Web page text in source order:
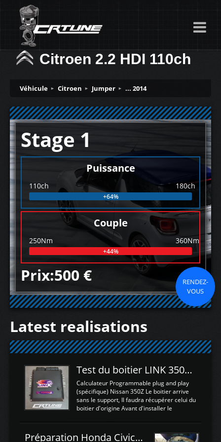
Citroen 2.2 HDI 110ch
Véhicule Citroen Jumper ... 2014
Stage 1
Puissance
110ch 180ch
+64%
Couple
250Nm 360Nm
+44%
Prix:500 €
RENDEZ-
VOUS
Latest realisations
Test du boitier LINK 350Z Plugin ECU
Calculateur Programmable plug and play
(spécifique) Nissan 350Z Le boitier arrive
sans le support, Il faudra récupérer celui du
boitier d'origine Avant d'installer le
d'envoyer l'information de la large bande
Préparation Honda Civic Type R FK2